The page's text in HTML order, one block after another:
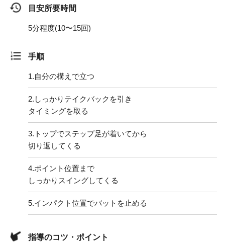
目安所要時間
5分程度(10〜15回)
手順
1.自分の構えで立つ
2. しっかりテイクバックを引き
タイミングを取る
3. トップでステップ足が着いてから
切り返してくる
4.ポイント位置まで
しっかりスイングしてくる
5.インパクト位置でバットを止める
指導のコツ・ポイント